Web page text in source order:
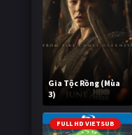
Gia Tộc Rồng (Mùa
3)
2,020,990 lượt xem
FULL HD VIETSUB